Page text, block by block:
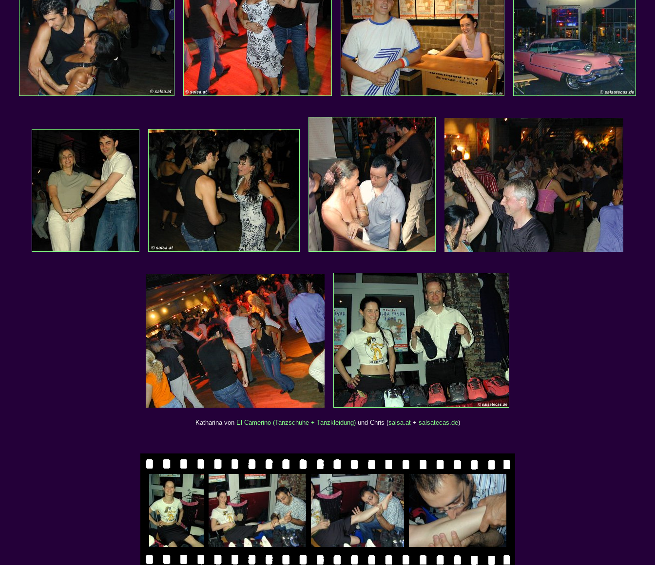
Katharina von El Camerino (Tanzschuhe + Tanzkleidung)und Chris (salsa.at+ salsatecas.de)